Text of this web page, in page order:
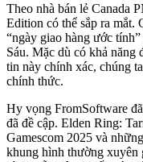
Theo nhà bán lẻ Canada
Edition có thể sắp ra mắt.
“ngày giao hàng ước
Sáu. Mặc dù có khả
tin này chính xác, chúng
chính thức.
Hy vọng FromSoftware
đã đề cập. Elden Ring:
Gamescom 2025 và
khung hình thường xuyên